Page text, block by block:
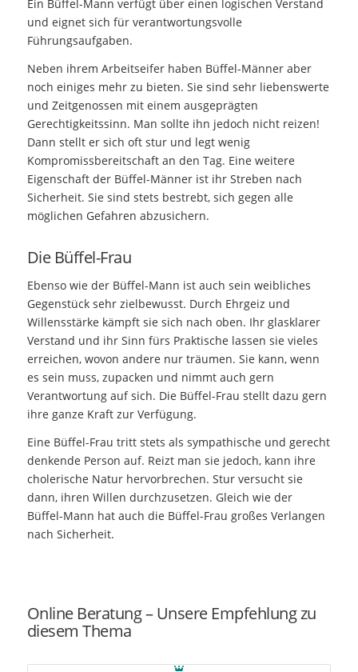
Ein Büffel-Mann verfügt über einen logischen Verstand
und eignet sich für verantwortungsvolle
Führungsaufgaben.
Neben ihrem Arbeitseifer haben Büffel-Männer aber
noch einiges mehr zu bieten. Sie sind sehr liebenswerte
und Zeitgenossen mit einem ausgeprägten
Gerechtigkeitssinn. Man sollte ihn jedoch nicht reizen!
Dann stellt er sich oft stur und legt wenig
Kompromissbereitschaft an den Tag. Eine weitere
Eigenschaft der Büffel-Männer ist ihr Streben nach
Sicherheit. Sie sind stets bestrebt, sich gegen alle
möglichen Gefahren abzusichern.
Die Büffel-Frau
Ebenso wie der Büffel-Mann ist auch sein weibliches
Gegenstück sehr zielbewusst. Durch Ehrgeiz und
Willensstärke kämpft sie sich nach oben. Ihr glasklarer
Verstand und ihr Sinn fürs Praktische lassen sie vieles
erreichen, wovon andere nur träumen. Sie kann, wenn
es sein muss, zupacken und nimmt auch gern
Verantwortung auf sich. Die Büffel-Frau stellt dazu gern
ihre ganze Kraft zur Verfügung.
Eine Büffel-Frau tritt stets als sympathische und gerecht
denkende Person auf. Reizt man sie jedoch, kann ihre
cholerische Natur hervorbrechen. Stur versucht sie
dann, ihren Willen durchzusetzen. Gleich wie der
Büffel-Mann hat auch die Büffel-Frau großes Verlangen
nach Sicherheit.
Online Beratung – Unsere Empfehlung zu
diesem Thema